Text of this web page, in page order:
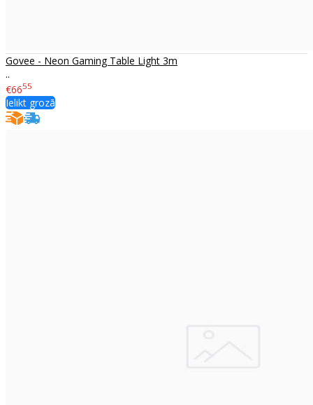
Govee - Neon Gaming Table Light 3m
..
€6655
Ielikt grozā